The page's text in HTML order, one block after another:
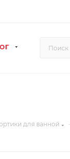
для ванной